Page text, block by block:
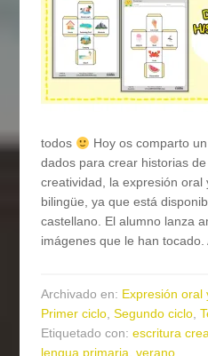
todos
Hoy os comparto
dados para crear historias
creatividad, la expresión oral
bilingüe, ya que está
castellano. El alumno lanza
imágenes que le han
Archivado en: Expresión oral
Primer ciclo,Segundo ciclo,
Etiquetado con:escritura
lengua primaria,verano